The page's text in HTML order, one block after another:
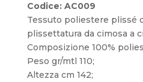
Codice: AC009
Tessuto poliestere plissé
plissettatura da cimosa a
Composizione 100%
Peso gr/mtl 110;
Altezza cm 142;